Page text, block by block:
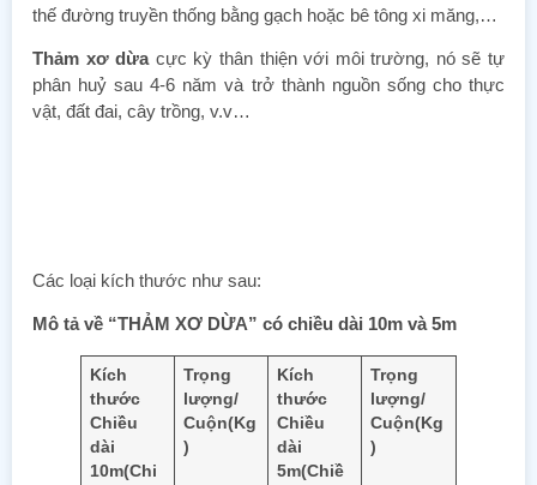
thế đường truyền thống bằng gạch hoặc bê tông xi măng,…
Thảm xơ dừacực kỳ thân thiện với môi trường, nó sẽ tự
phân huỷ sau 4-6 năm và trở thành nguồn sống cho thực
vật, đất đai, cây trồng, v.v…
Các loại kích thước như sau:
Mô tả về “THẢM XƠ DỪA” có chiều dài 10m và 5m
Kích
thước
Chiều
dài
10m(Chi
Trọng
lượng/
Cuộn(Kg
)
Kích
thước
Chiều
dài
5m(Chiề
Trọng
lượng/
Cuộn(Kg
)